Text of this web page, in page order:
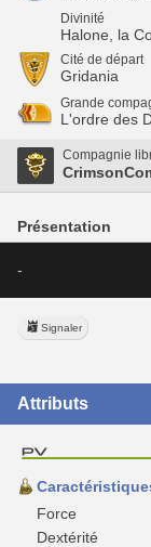
Divinité
Halone, la
Cité de départ
Gridania
Grande
L'ordre des
Compagnie
Présentation
-
Signaler
Attributs
Force
Dextérité